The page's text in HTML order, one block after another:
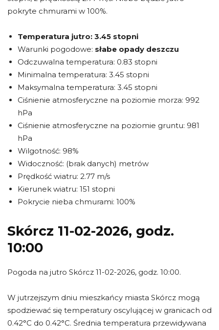
pokryte chmurami w 100%.
Temperatura jutro: 3.45 stopni
Warunki pogodowe: słabe opady deszczu
Odczuwalna temperatura: 0.83 stopni
Minimalna temperatura: 3.45 stopni
Maksymalna temperatura: 3.45 stopni
Ciśnienie atmosferyczne na poziomie morza: 992
hPa
Ciśnienie atmosferyczne na poziomie gruntu: 981
hPa
Wilgotność: 98%
Widoczność: (brak danych) metrów
Prędkość wiatru: 2.77 m/s
Kierunek wiatru: 151 stopni
Pokrycie nieba chmurami: 100%
Skórcz 11-02-2026, godz.
10:00
Pogoda na jutro Skórcz 11-02-2026, godz. 10:00.
W jutrzejszym dniu mieszkańcy miasta Skórcz mogą
spodziewać się temperatury oscylującej w granicach od
0.42°C do 0.42°C. Średnia temperatura przewidywana